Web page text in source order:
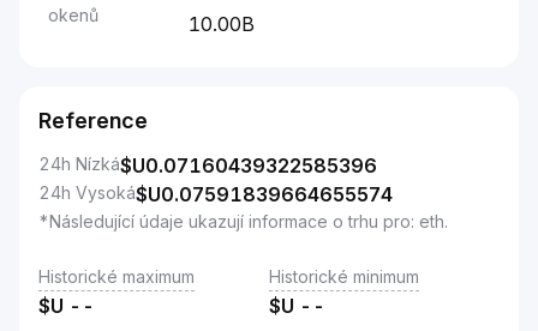
okenů
10.00B
Reference
24h Nízká$U0.07160439322585396
24h Vysoká$U0.07591839664655574
*Následující údaje ukazují informace o trhu pro: eth.
Historické maximum
$U --
Historické minimum
$U --